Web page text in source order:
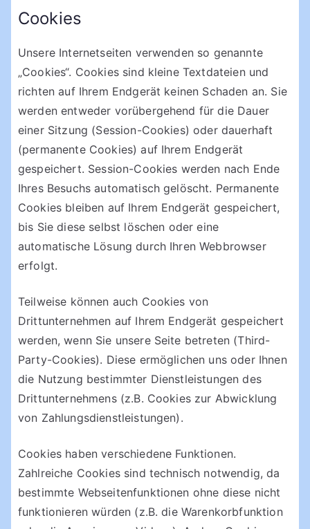
Cookies
Unsere Internetseiten verwenden so genannte
„Cookies“. Cookies sind kleine Textdateien und
richten auf Ihrem Endgerät keinen Schaden an. Sie
werden entweder vorübergehend für die Dauer
einer Sitzung (Session-Cookies) oder dauerhaft
(permanente Cookies) auf Ihrem Endgerät
gespeichert. Session-Cookies werden nach Ende
Ihres Besuchs automatisch gelöscht. Permanente
Cookies bleiben auf Ihrem Endgerät gespeichert,
bis Sie diese selbst löschen oder eine
automatische Lösung durch Ihren Webbrowser
erfolgt.
Teilweise können auch Cookies von
Drittunternehmen auf Ihrem Endgerät gespeichert
werden, wenn Sie unsere Seite betreten (Third-
Party-Cookies). Diese ermöglichen uns oder Ihnen
die Nutzung bestimmter Dienstleistungen des
Drittunternehmens (z.B. Cookies zur Abwicklung
von Zahlungsdienstleistungen).
Cookies haben verschiedene Funktionen.
Zahlreiche Cookies sind technisch notwendig, da
bestimmte Webseitenfunktionen ohne diese nicht
funktionieren würden (z.B. die Warenkorbfunktion